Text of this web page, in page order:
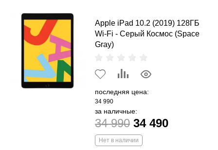
Apple iPad 10.2 (2019) 128ГБ
Wi-Fi - Серый Космос (Space
Gray)
последняя цена:
34 990
за наличные:
34 990 34 490
Нет в наличии